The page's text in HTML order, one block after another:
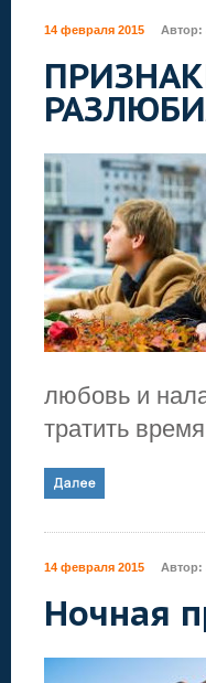
14 февраля 2015 Автор:
любовь и
тратить
14 февраля 2015 Автор:
Ночная